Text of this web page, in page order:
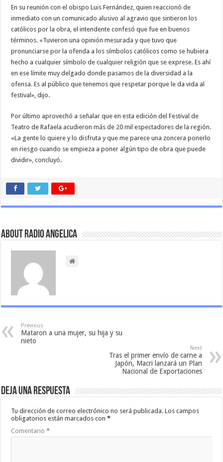
En su reunión con el obispo Luis Fernández, quien reaccionó de
inmediato con un comunicado alusivo al agravio que sintieron los
católicos por la obra, el intendente confesó que fue en buenos
términos. «Tuvieron una opinión mesurada y que tuvo que
pronunciarse por la ofenda a los símbolos católicos como se hubiera
hecho a cualquier símbolo de cualquier religión que se exprese. Es ahí
en ese límite muy delgado donde pasamos de la diversidad a la
ofensa. Es al público que tenemos que respetar porque le da vida al
festival», dijo.
Por último aprovechó a señalar que en esta edición del Festival de
Teatro de Rafaela acudieron más de 20 mil espectadores de la región.
«La gente lo quiere y lo disfruta y que me parece una zoncera ponerlo
en riesgo cuando se empieza a poner algún tipo de obra que puede
dividir», concluyó.
About Radio Angelica
Previous
Mataron a una mujer, su hija y su
nieto
Next
Tras el primer envío de carne a
Japón, Macri lanzará un Plan
Nacional de Exportaciones
Deja una respuesta
Tu dirección de correo electrónico no será publicada. Los campos
obligatorios están marcados con*
Comentario*